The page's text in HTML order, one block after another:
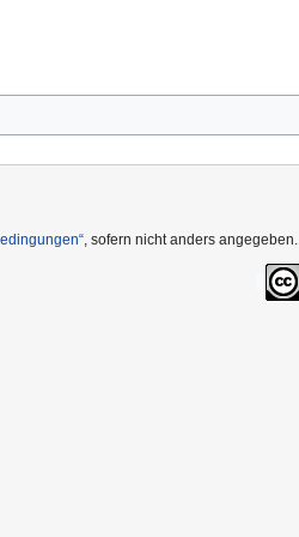
, sofern nicht anders angegeben.